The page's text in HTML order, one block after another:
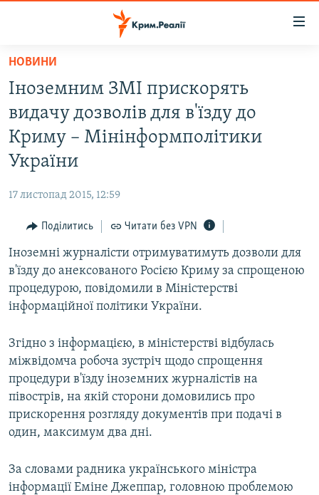
Перейти
основного
матеріалу
Перейти
до
основної
Перейти
пошуку
ВІДЕО ТА ФОТО
ПОЛІТИКА
ІНТЕРВ'Ю
ВСЕ ЗА ДЕНЬ
СПЕЦПРОЕКТИ
ДЕПОРТАЦІЯ
СВІДЧЕННЯ ОКУПАЦІЇ
УКРАЇНСЬКА ПРОБЛЕМА КРИМУ
ІНФОГРАФІКА
ЯК ОБІЙТИ БЛОКУВАННЯ
Русский
Qırımtatar
Усі сайти RFE/RL
НОВИНИ
Іноземним ЗМІ прискорять
видачу дозволів для в'їзду до
Криму – Мінінформполітики
України
17 листопад 2015, 12:59
Поділитись Читати без VPN
Іноземні журналісти отримуватимуть дозволи для
в'їзду до анексованого Росією Криму за спрощеною
процедурою, повідомили в Міністерстві
інформаційної політики України.
Згідно з інформацією, в міністерстві відбулась
міжвідомча робоча зустріч щодо спрощення
процедури в'їзду іноземних журналістів на
півострів, на якій сторони домовились про
прискорення розгляду документів при подачі в
один, максимум два дні.
За словами радника українського міністра
інформації Еміне Джеппар, головною проблемою